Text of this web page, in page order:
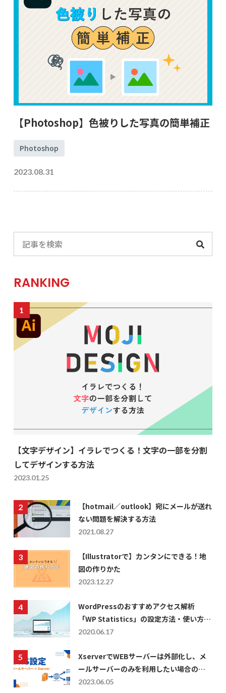
【Photoshop】色被りした写真の簡単補正
Photoshop
2023.08.31
RANKING
【文字デザイン】イラレでつくる！文字の一部を分割
してデザインする方法
2023.01.25
【hotmail／outlook】宛にメールが送れ
ない問題を解決する方法
2021.08.27
【Illustratorで】カンタンにできる！地
図の作りかた
2023.12.27
WordPressのおすすめアクセス解析
「WP Statistics」の設定方法・使い方に
ついて
2020.06.17
XserverでWEBサーバーは外部化し、メ
ールサーバーのみを利用したい場合の
DNS設定
2023.06.05